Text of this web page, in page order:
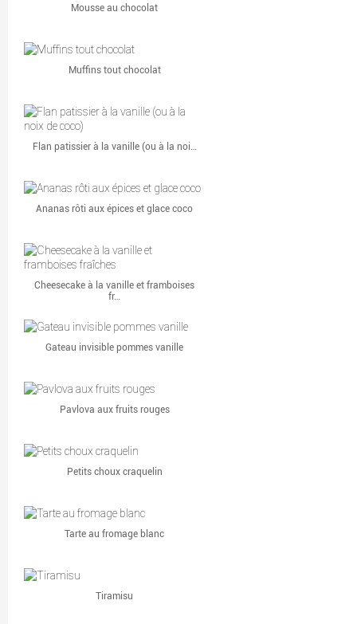
Mousse au chocolat
Muffins tout chocolat
Flan patissier à la vanille (ou à la noi…
Ananas rôti aux épices et glace coco
Cheesecake à la vanille et framboises
fr…
Gateau invisible pommes vanille
Pavlova aux fruits rouges
Petits choux craquelin
Tarte au fromage blanc
Tiramisu